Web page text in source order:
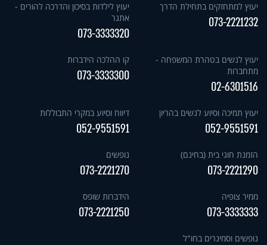
יעוץ למתחזקים בתחילת הדרך
073-2221232
יעוץ לילדות בסיכון והדרכה להורים -
אתגר
073-3333320
יעוץ לנשים בטהרת המשפחה -
מתחברות
02-6301516
קו ההלכה הידברות
073-3333300
יעוץ תמיכה וסיוע לנשים בהריון
052-9551591
דיווח וסיוע במקרי התבוללות
052-9551591
הזמנת חוגי בית (בחינם)
073-2221290
נופשים
073-2221270
ממיר צופיה
073-3333333
הידברות שופס
073-2221250
נופשים וסמינרים בחו"ל